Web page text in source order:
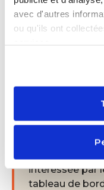
avec d'autres
ou qu'ils ont
Quelques
Emma, 17 ans
« J’étais en
parents et moi
réorientation.
intéressée par
tableau de